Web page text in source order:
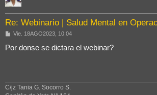
Re: Webinario | Salud Mental en
M
n
Vie. 18AGO2023, 10:04
Por donse se dictara el webinar?
C/jz Tania G. Socorro S.